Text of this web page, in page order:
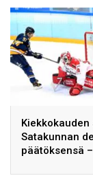
Kiekkokauden
Satakunnan
päätöksensä –